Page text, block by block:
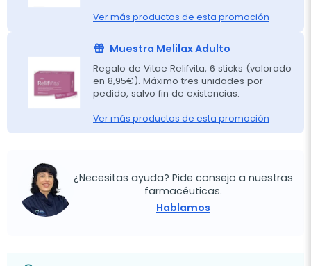
Ver más productos de esta promoción
Muestra Melilax Adulto
Regalo de Vitae Relifvita, 6 sticks (valorado
en 8,95€). Máximo tres unidades por
pedido, salvo fin de existencias.
Ver más productos de esta promoción
¿Necesitas ayuda? Pide consejo a nuestras
farmacéuticas.
Hablamos